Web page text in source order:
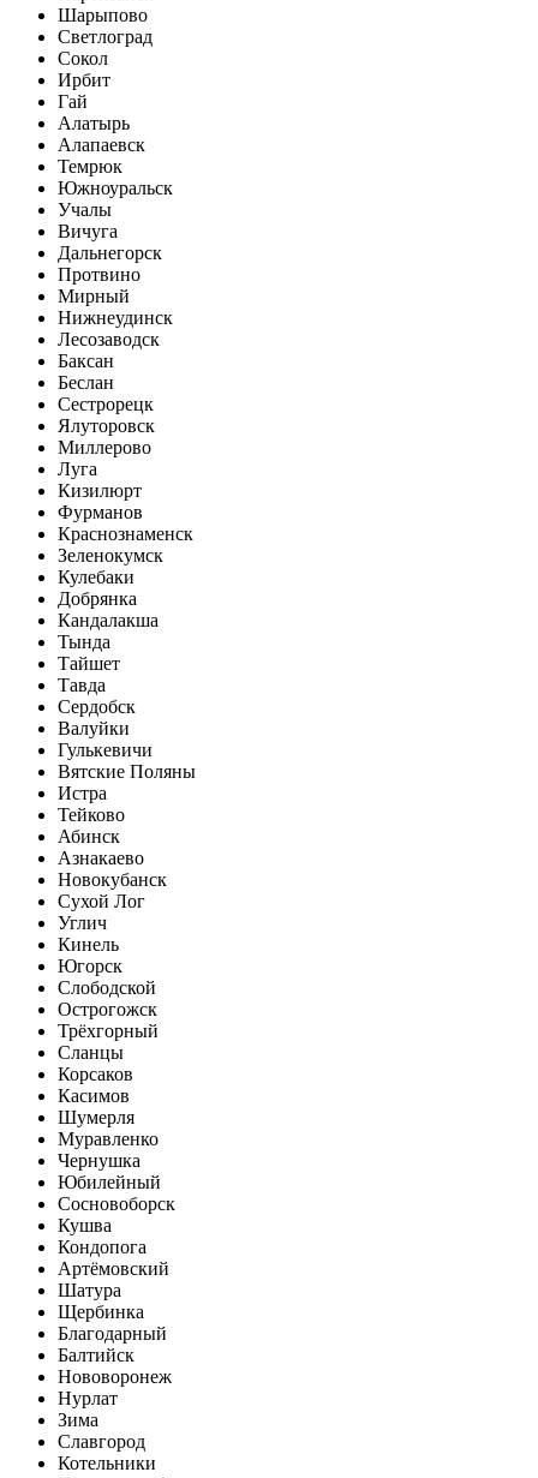
Шарыпово
Светлоград
Сокол
Ирбит
Гай
Алатырь
Алапаевск
Темрюк
Южноуральск
Учалы
Вичуга
Дальнегорск
Протвино
Мирный
Нижнеудинск
Лесозаводск
Баксан
Беслан
Сестрорецк
Ялуторовск
Миллерово
Луга
Кизилюрт
Фурманов
Краснознаменск
Зеленокумск
Кулебаки
Добрянка
Кандалакша
Тында
Тайшет
Тавда
Сердобск
Валуйки
Гулькевичи
Вятские Поляны
Истра
Тейково
Абинск
Азнакаево
Новокубанск
Сухой Лог
Углич
Кинель
Югорск
Слободской
Острогожск
Трёхгорный
Сланцы
Корсаков
Касимов
Шумерля
Муравленко
Чернушка
Юбилейный
Сосновоборск
Кушва
Кондопога
Артёмовский
Шатура
Щербинка
Благодарный
Балтийск
Нововоронеж
Нурлат
Зима
Славгород
Котельники